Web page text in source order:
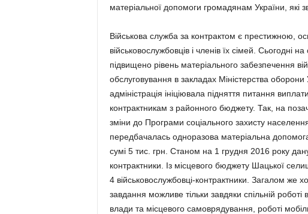
матеріальної допомоги громадянам України, які
Військова служба за контрактом є престижною,
військовослужбовців і членів їх сімей. Сьогодні
підвищено рівень матеріального забезпечення
обслуговування в закладах Міністерства
адміністрація ініціювала підняття питання
контрактникам з районного бюджету. Так, на
зміни до Програми соціального захисту
передбачалась одноразова матеріальна
сумі 5 тис. грн. Станом на 1 грудня 2016 року
контрактники. Із місцевого бюджету Шацької
4 військовослужбовці-контрактники. Загалом же
завдання можливе тільки завдяки спільній роботі
влади та місцевого самоврядування, роботі